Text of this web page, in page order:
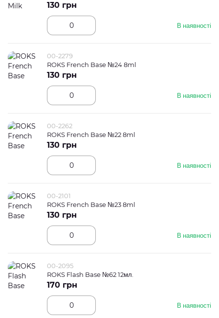
В наявності
130 грн
00-2279
ROKS French Base №24 8ml
В наявності
130 грн
00-2262
ROKS French Base №22 8ml
В наявності
130 грн
00-2101
ROKS French Base №23 8ml
В наявності
130 грн
00-2095
ROKS Flash Base №62 12мл.
В наявності
170 грн